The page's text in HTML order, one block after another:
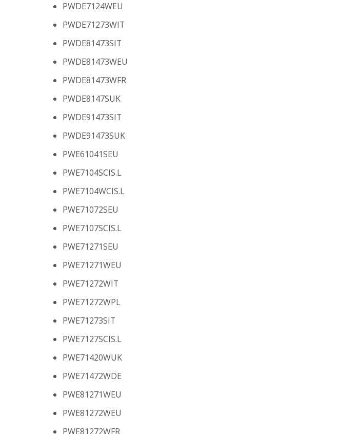
PWDE7124WEU
PWDE71273WIT
PWDE81473SIT
PWDE81473WEU
PWDE81473WFR
PWDE8147SUK
PWDE91473SIT
PWDE91473SUK
PWE61041SEU
PWE7104SCIS.L
PWE7104WCIS.L
PWE71072SEU
PWE7107SCIS.L
PWE71271SEU
PWE71271WEU
PWE71272WIT
PWE71272WPL
PWE71273SIT
PWE7127SCIS.L
PWE71420WUK
PWE71472WDE
PWE81271WEU
PWE81272WEU
PWE81272WFR